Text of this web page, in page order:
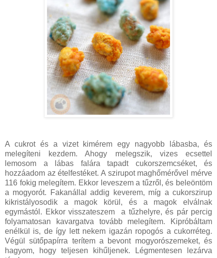
A cukrot és a vizet kimérem egy nagyobb lábasba, és
melegíteni kezdem. Ahogy melegszik, vizes ecsettel
lemosom a lábas falára tapadt cukorszemcséket, és
hozzáadom az ételfestéket. A szirupot maghőmérővel mérve
116 fokig melegítem. Ekkor leveszem a tűzről, és beleöntöm
a mogyorót. Fakanállal addig keverem, míg a cukorszirup
kikristályosodik a magok körül, és a magok elválnak
egymástól. Ekkor visszateszem a tűzhelyre, és pár percig
folyamatosan kavargatva tovább melegítem. Kipróbáltam
enélkül is, de így lett nekem igazán ropogós a cukorréteg.
Végül sütőpapírra terítem a bevont mogyorószemeket, és
hagyom, hogy teljesen kihűljenek. Légmentesen lezárva